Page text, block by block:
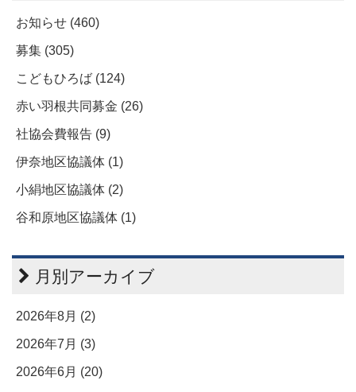
お知らせ (460)
募集 (305)
こどもひろば (124)
赤い羽根共同募金 (26)
社協会費報告 (9)
伊奈地区協議体 (1)
小絹地区協議体 (2)
谷和原地区協議体 (1)
月別アーカイブ
2026年8月 (2)
2026年7月 (3)
2026年6月 (20)